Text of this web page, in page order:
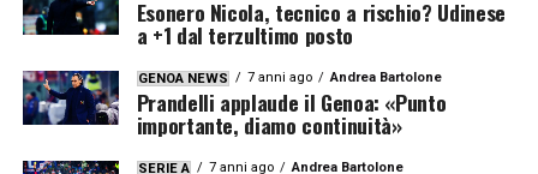
Esonero Nicola, tecnico a rischio? Udinese
a +1 dal terzultimo posto
GENOA NEWS 7 anni ago Andrea Bartolone
Prandelli applaude il Genoa: «Punto
importante, diamo continuità»
SERIE A 7 anni ago Andrea Bartolone